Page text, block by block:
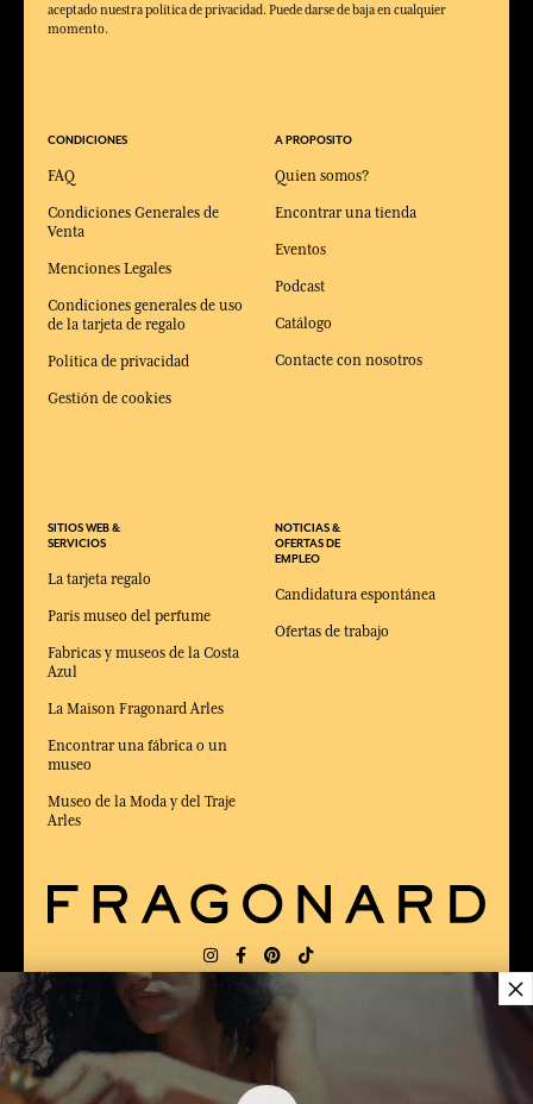
aceptado nuestra política de privacidad. Puede darse de baja en cualquier
momento.
CONDICIONES
FAQ
Condiciones Generales de
Venta
Menciones Legales
Condiciones generales de uso
de la tarjeta de regalo
Política de privacidad
Gestión de cookies
SITIOS WEB &
SERVICIOS
La tarjeta regalo
Paris museo del perfume
Fabricas y museos de la Costa
Azul
La Maison Fragonard Arles
Encontrar una fábrica o un
museo
Museo de la Moda y del Traje
Arles
A PROPOSITO
Quien somos?
Encontrar una tienda
Eventos
Podcast
Catálogo
Contacte con nosotros
NOTICIAS &
OFERTAS DE
EMPLEO
Candidatura espontánea
Ofertas de trabajo
ENTREGA: FR
×